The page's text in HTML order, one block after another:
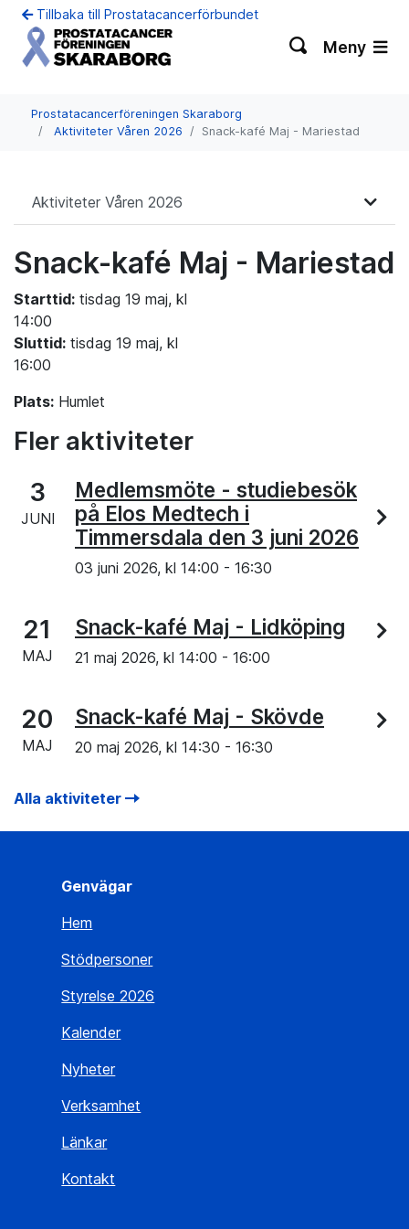
Tillbaka till Prostatacancerförbundet
Meny
Prostatacancerföreningen Skaraborg
Aktiviteter Våren 2026
Snack-kafé Maj - Mariestad
Aktiviteter Våren 2026
Snack-kafé Maj - Mariestad
Starttid: tisdag 19 maj, kl
14:00
Sluttid: tisdag 19 maj, kl
16:00
Plats: Humlet
Fler aktiviteter
3
JUNI
Medlemsmöte - studiebesök
på Elos Medtech i
Timmersdala den 3 juni 2026
03 juni 2026, kl 14:00 - 16:30
21
MAJ
Snack-kafé Maj - Lidköping
21 maj 2026, kl 14:00 - 16:00
20
MAJ
Snack-kafé Maj - Skövde
20 maj 2026, kl 14:30 - 16:30
Alla aktiviteter
Genvägar
Hem
Stödpersoner
Styrelse 2026
Kalender
Nyheter
Verksamhet
Länkar
Kontakt